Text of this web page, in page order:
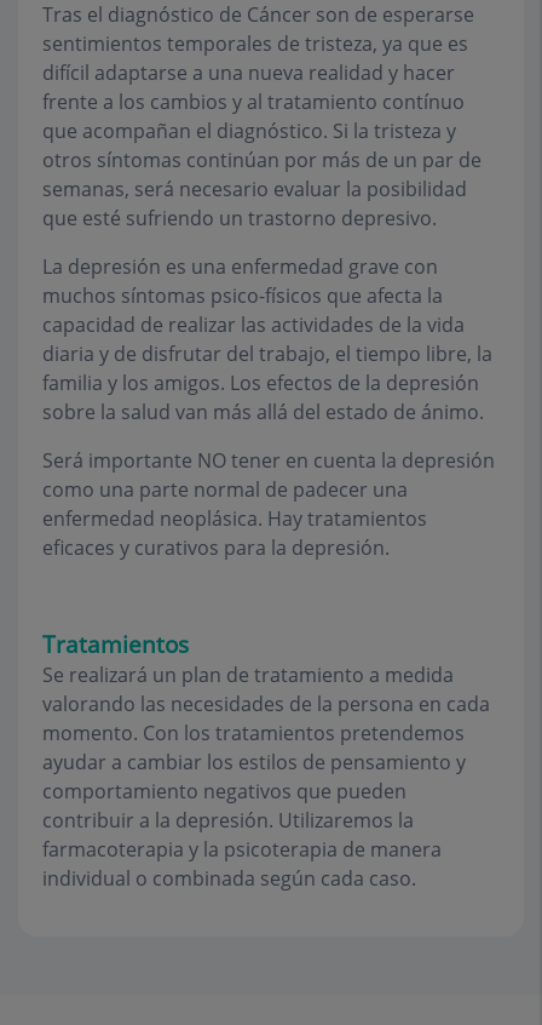
Tras el diagnóstico de Cáncer son de esperarse
sentimientos temporales de tristeza, ya que es
difícil adaptarse a una nueva realidad y hacer
frente a los cambios y al tratamiento contínuo
que acompañan el diagnóstico. Si la tristeza y
otros síntomas continúan por más de un par de
semanas, será necesario evaluar la posibilidad
que esté sufriendo un trastorno depresivo.
La depresión es una enfermedad grave con
muchos síntomas psico-físicos que afecta la
capacidad de realizar las actividades de la vida
diaria y de disfrutar del trabajo, el tiempo libre, la
familia y los amigos. Los efectos de la depresión
sobre la salud van más allá del estado de ánimo.
Será importante NO tener en cuenta la depresión
como una parte normal de padecer una
enfermedad neoplásica. Hay tratamientos
eficaces y curativos para la depresión.
Tratamientos
Se realizará un plan de tratamiento a medida
valorando las necesidades de la persona en cada
momento. Con los tratamientos pretendemos
ayudar a cambiar los estilos de pensamiento y
comportamiento negativos que pueden
contribuir a la depresión. Utilizaremos la
farmacoterapia y la psicoterapia de manera
individual o combinada según cada caso.